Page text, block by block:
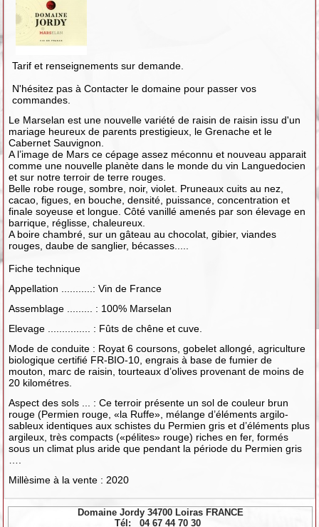
Tarif et renseignements sur demande.
N'hésitez pas à Contacter le domaine pour passer vos
commandes.
Le Marselan est une nouvelle variété de raisin de raisin issu d'un
mariage heureux de parents prestigieux, le Grenache et le
Cabernet Sauvignon.
A l’image de Mars ce cépage assez méconnu et nouveau apparait
comme une nouvelle planète dans le monde du vin Languedocien
et sur notre terroir de terre rouges.
Belle robe rouge, sombre, noir, violet. Pruneaux cuits au nez,
cacao, figues, en bouche, densité, puissance, concentration et
finale soyeuse et longue. Côté vanillé amenés par son élevage en
barrique, réglisse, chaleureux.
A boire chambré, sur un gâteau au chocolat, gibier, viandes
rouges, daube de sanglier, bécasses.....
Fiche technique
Appellation ...........: Vin de France
Assemblage ......... : 100% Marselan
Elevage ............... : Fûts de chêne et cuve.
Mode de conduite : Royat 6 coursons, gobelet allongé, agriculture
biologique certifié FR-BIO-10, engrais à base de fumier de
mouton, marc de raisin, tourteaux d’olives provenant de moins de
20 kilométres.
Aspect des sols ... : Ce terroir présente un sol de couleur brun
rouge (Permien rouge, «la Ruffe», mélange d’éléments argilo-
sableux identiques aux schistes du Permien gris et d’éléments plus
argileux, très compacts («pélites» rouge) riches en fer, formés
sous un climat plus aride que pendant la période du Permien gris
Millèsime à la vente : 2020
Domaine Jordy 34700 Loiras FRANCE
Tél: 04 67 44 70 30